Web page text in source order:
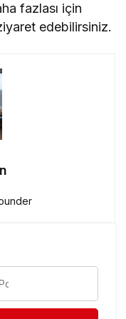
fazlası için
edebilirsiniz.